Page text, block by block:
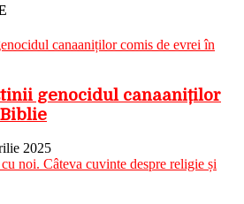
genocidul canaaniților
2025